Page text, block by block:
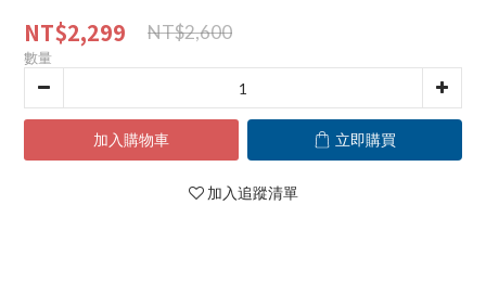
NT$2,299 NT$2,600
數量
加入購物車 立即購買
加入追蹤清單